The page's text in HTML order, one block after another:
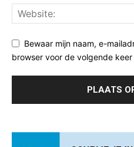
Bewaar mijn naam, e-
browser voor de volgende